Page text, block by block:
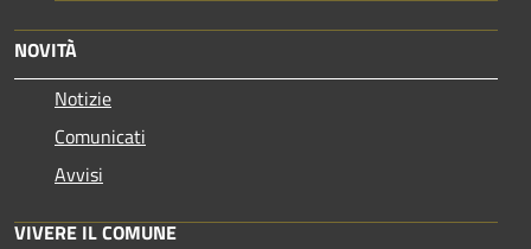
NOVITÀ
Notizie
Comunicati
Avvisi
VIVERE IL COMUNE